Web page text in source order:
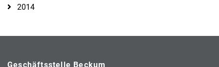
2014
Geschäftsstelle Beckum